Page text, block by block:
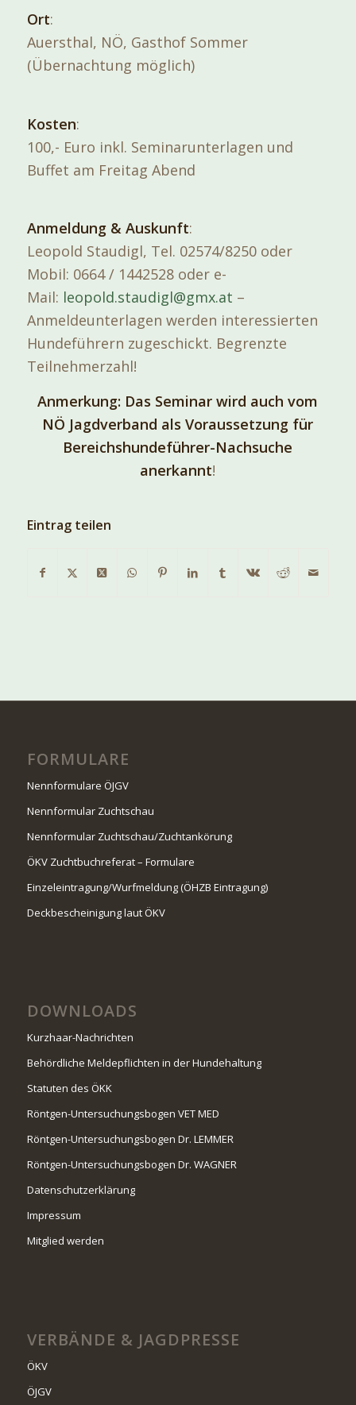
Ort:
Auersthal, NÖ, Gasthof Sommer
(Übernachtung möglich)
Kosten:
100,- Euro inkl. Seminarunterlagen und
Buffet am Freitag Abend
Anmeldung & Auskunft:
Leopold Staudigl, Tel. 02574/8250 oder
Mobil: 0664 / 1442528 oder e-
Mail: leopold.staudigl@gmx.at –
Anmeldeunterlagen werden interessierten
Hundeführern zugeschickt. Begrenzte
Teilnehmerzahl!
Anmerkung: Das Seminar wird auch vom
NÖ Jagdverband als Voraussetzung für
Bereichshundeführer-Nachsuche
anerkannt!
Eintrag teilen
FORMULARE
Nennformulare ÖJGV
Nennformular Zuchtschau
Nennformular Zuchtschau/Zuchtankörung
ÖKV Zuchtbuchreferat – Formulare
Einzeleintragung/Wurfmeldung (ÖHZB Eintragung)
Deckbescheinigung laut ÖKV
DOWNLOADS
Kurzhaar-Nachrichten
Behördliche Meldepflichten in der Hundehaltung
Statuten des ÖKK
Röntgen-Untersuchungsbogen VET MED
Röntgen-Untersuchungsbogen Dr. LEMMER
Röntgen-Untersuchungsbogen Dr. WAGNER
Datenschutzerklärung
Impressum
Mitglied werden
VERBÄNDE & JAGDPRESSE
ÖKV
ÖJGV